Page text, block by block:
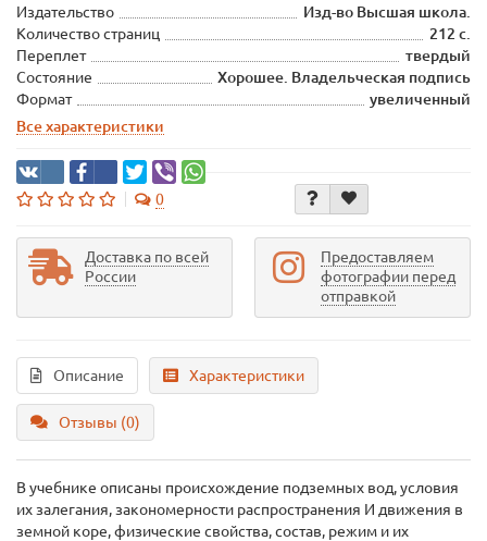
Издательство
Изд-во Высшая школа.
Количество страниц
212 с.
Переплет
твердый
Состояние
Хорошее. Владельческая подпись
Формат
увеличенный
Все характеристики
0
Доставка по всей
России
Предоставляем
фотографии перед
отправкой
Описание Характеристики
Отзывы (0)
В учебнике описаны происхождение подземных вод, условия
их залегания, закономерности распространения И движения в
земной коре, физические свойства, состав, режим и их